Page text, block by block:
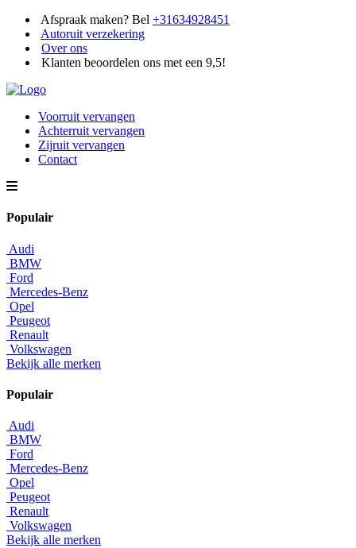
Afspraak maken? Bel +31634928451
Autoruit verzekering
Over ons
Klanten beoordelen ons met een 9,5!
Voorruit vervangen
Achterruit vervangen
Zijruit vervangen
Contact
Populair
Audi
BMW
Ford
Mercedes-Benz
Opel
Peugeot
Renault
Volkswagen
Bekijk alle merken
Populair
Audi
BMW
Ford
Mercedes-Benz
Opel
Peugeot
Renault
Volkswagen
Bekijk alle merken